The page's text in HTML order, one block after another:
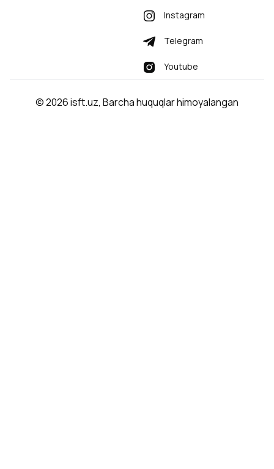
Instagram
Telegram
Youtube
©2026isft.uz, Barcha huquqlar himoyalangan